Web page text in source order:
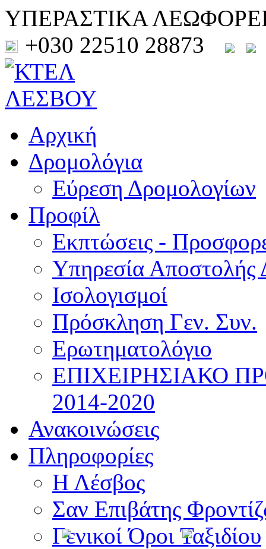
ΥΠΕΡΑΣΤΙΚΑ
+030 22510 28873
Αρχική
Δρομολόγια
Εύρεση Δρομολογίων
Προφίλ
Εκπτώσεις -
Υπηρεσία Αποστολής
Ισολογισμοί
Πρόσκληση Γεν. Συν.
Ερωτηματολόγιο
ΕΠΙΧΕΙΡΗΣΙΑΚΟ
2014-2020
Ανακοινώσεις
Πληροφορίες
Η Λέσβος
Σαν Επιβάτης
Γενικοί Όροι Ταξιδίου